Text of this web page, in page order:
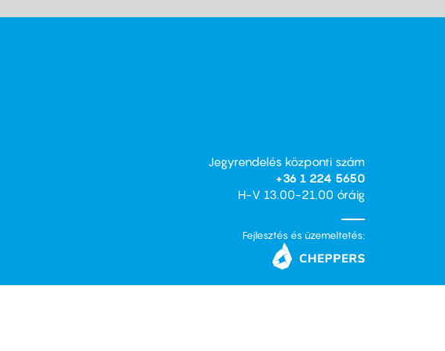
Jegyrendelés központi szám
+36 1 224 5650
H-V 13.00-21.00 óráig
Fejlesztés és üzemeltetés: